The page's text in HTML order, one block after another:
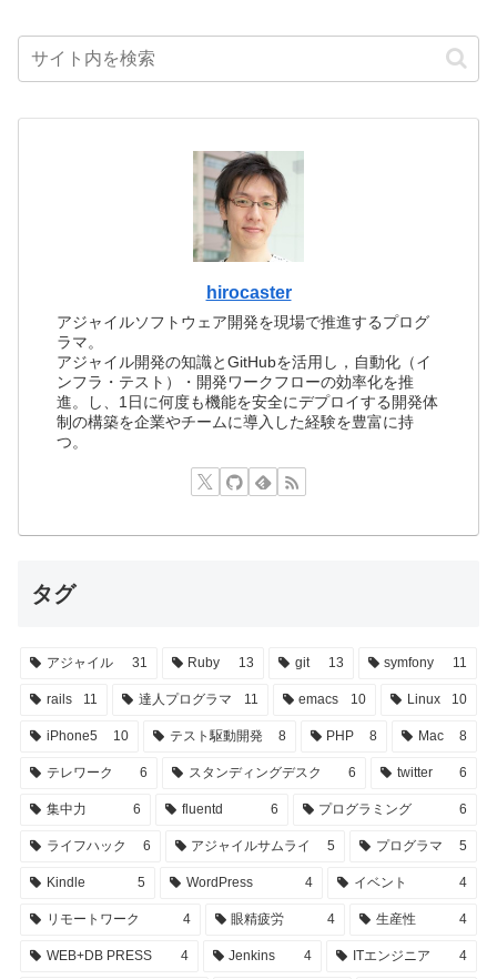
hirocaster
アジャイルソフトウェア開発を現場で推進するプログ
ラマ。
アジャイル開発の知識とGitHubを活用し，自動化（イ
ンフラ・テスト）・開発ワークフローの効率化を推
進。し、1日に何度も機能を安全にデプロイする開発体
制の構築を企業やチームに導入した経験を豊富に持
つ。
タグ
アジャイル 31 Ruby 13 git 13 symfony 11
rails 11 達人プログラマ 11 emacs 10 Linux 10
iPhone5 10 テスト駆動開発 8 PHP 8 Mac 8
テレワーク 6 スタンディングデスク 6 twitter 6
集中力 6 fluentd 6 プログラミング 6
ライフハック 6 アジャイルサムライ 5 プログラマ 5
Kindle 5 WordPress 4 イベント 4
リモートワーク 4 眼精疲労 4 生産性 4
WEB+DB PRESS 4 Jenkins 4 ITエンジニア 4